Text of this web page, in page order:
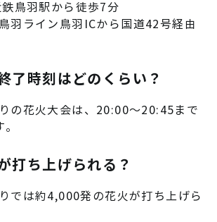
鉄鳥羽駅から徒歩7分
羽ライン鳥羽ICから国道42号経由
了時刻はどのくらい？
の花火大会は、20:00～20:45まで
打ち上げられる？
では約4,000発の花火が打ち上げら